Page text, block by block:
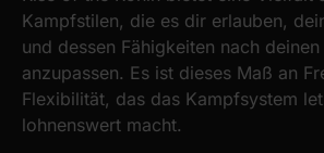
Kampfstilen, die es dir erlauben,
und dessen Fähigkeiten nach
anzupassen. Es ist dieses Maß an
Flexibilität, das das Kampfsystem
lohnenswert macht.